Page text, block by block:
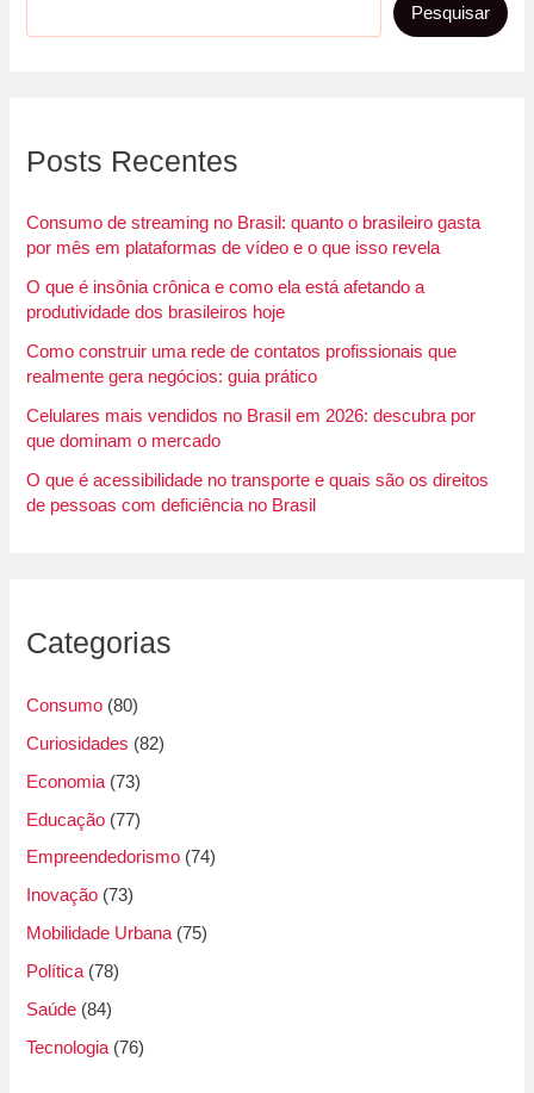
Pesquisar
Posts Recentes
Consumo de streaming no Brasil: quanto o brasileiro gasta
por mês em plataformas de vídeo e o que isso revela
O que é insônia crônica e como ela está afetando a
produtividade dos brasileiros hoje
Como construir uma rede de contatos profissionais que
realmente gera negócios: guia prático
Celulares mais vendidos no Brasil em 2026: descubra por
que dominam o mercado
O que é acessibilidade no transporte e quais são os direitos
de pessoas com deficiência no Brasil
Categorias
Consumo (80)
Curiosidades (82)
Economia (73)
Educação (77)
Empreendedorismo (74)
Inovação (73)
Mobilidade Urbana(75)
Política(78)
Saúde (84)
Tecnologia (76)